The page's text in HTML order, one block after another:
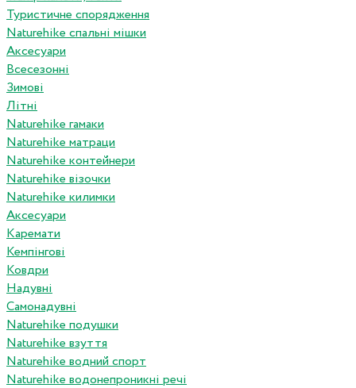
Туристичне спорядження
Naturehike спальні мішки
Аксесуари
Всесезонні
Зимові
Літні
Naturehike гамаки
Naturehike матраци
Naturehike контейнери
Naturehike візочки
Naturehike килимки
Аксесуари
Каремати
Кемпінгові
Ковдри
Надувні
Самонадувні
Naturehike подушки
Naturehike взуття
Naturehike водний спорт
Naturehike водонепроникні речі